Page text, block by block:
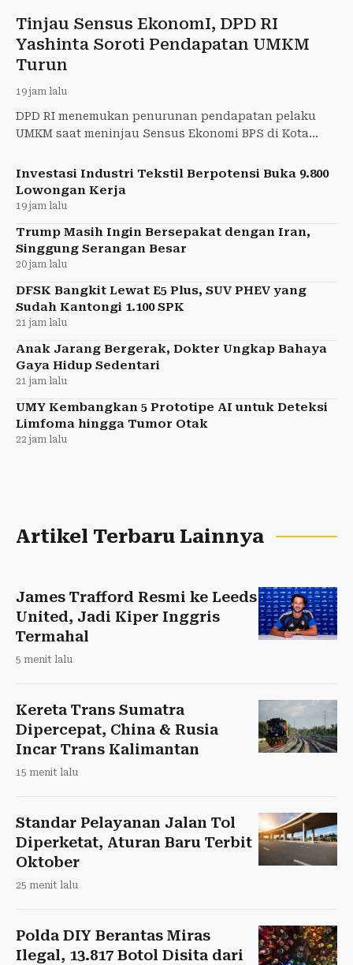
Tinjau Sensus EkonomI, DPD RI
Yashinta Soroti Pendapatan UMKM
Turun
19 jam lalu
DPD RI menemukan penurunan pendapatan pelaku
UMKM saat meninjau Sensus Ekonomi BPS di Kota
Investasi Industri Tekstil Berpotensi Buka 9.800
Lowongan Kerja
19 jam lalu
Trump Masih Ingin Bersepakat dengan Iran,
Singgung Serangan Besar
20 jam lalu
DFSK Bangkit Lewat E5 Plus, SUV PHEV yang
Sudah Kantongi 1.100 SPK
21 jam lalu
Anak Jarang Bergerak, Dokter Ungkap Bahaya
Gaya Hidup Sedentari
21 jam lalu
UMY Kembangkan 5 Prototipe AI untuk Deteksi
Limfoma hingga Tumor Otak
22 jam lalu
Artikel Terbaru Lainnya
James Trafford Resmi ke Leeds
United, Jadi Kiper Inggris
Termahal
5 menit lalu
Kereta Trans Sumatra
Dipercepat, China & Rusia
Incar Trans Kalimantan
15 menit lalu
Standar Pelayanan Jalan Tol
Diperketat, Aturan Baru Terbit
Oktober
25 menit lalu
Polda DIY Berantas Miras
Ilegal, 13.817 Botol Disita dari